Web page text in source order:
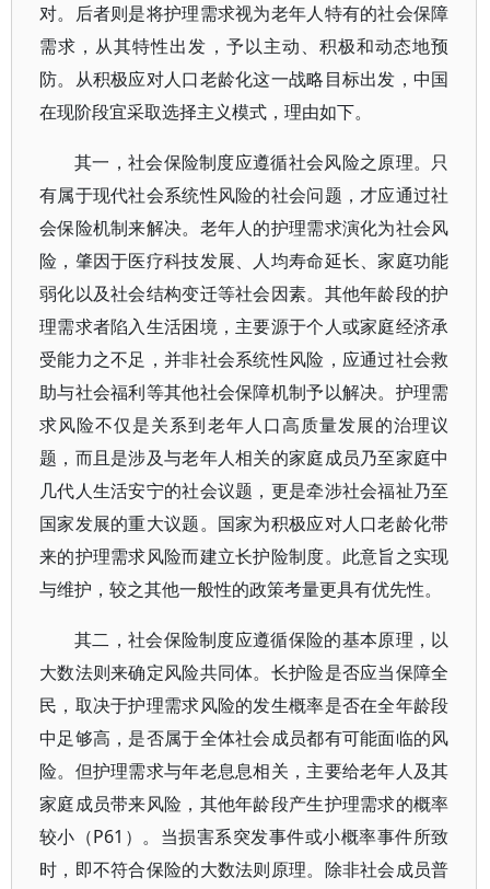
对。后者则是将护理需求视为老年人特有的社会保障
需求，从其特性出发，予以主动、积极和动态地预
防。从积极应对人口老龄化这一战略目标出发，中国
在现阶段宜采取选择主义模式，理由如下。
其一，社会保险制度应遵循社会风险之原理。只
有属于现代社会系统性风险的社会问题，才应通过社
会保险机制来解决。老年人的护理需求演化为社会风
险，肇因于医疗科技发展、人均寿命延长、家庭功能
弱化以及社会结构变迁等社会因素。其他年龄段的护
理需求者陷入生活困境，主要源于个人或家庭经济承
受能力之不足，并非社会系统性风险，应通过社会救
助与社会福利等其他社会保障机制予以解决。护理需
求风险不仅是关系到老年人口高质量发展的治理议
题，而且是涉及与老年人相关的家庭成员乃至家庭中
几代人生活安宁的社会议题，更是牵涉社会福祉乃至
国家发展的重大议题。国家为积极应对人口老龄化带
来的护理需求风险而建立长护险制度。此意旨之实现
与维护，较之其他一般性的政策考量更具有优先性。
其二，社会保险制度应遵循保险的基本原理，以
大数法则来确定风险共同体。长护险是否应当保障全
民，取决于护理需求风险的发生概率是否在全年龄段
中足够高，是否属于全体社会成员都有可能面临的风
险。但护理需求与年老息息相关，主要给老年人及其
家庭成员带来风险，其他年龄段产生护理需求的概率
较小（P61）。当损害系突发事件或小概率事件所致
时，即不符合保险的大数法则原理。除非社会成员普